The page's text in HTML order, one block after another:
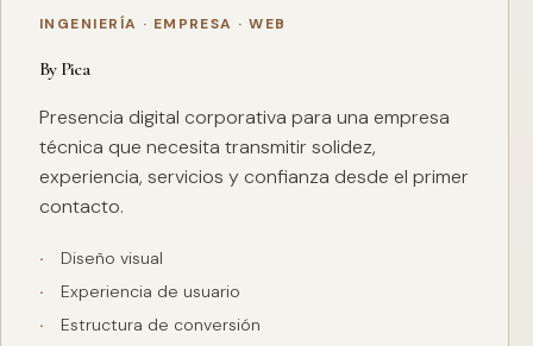
INGENIERÍA · EMPRESA · WEB
By Pica
Presencia digital corporativa para una empresa
técnica que necesita transmitir solidez,
experiencia, servicios y confianza desde el primer
contacto.
Diseño visual
Experiencia de usuario
Estructura de conversión